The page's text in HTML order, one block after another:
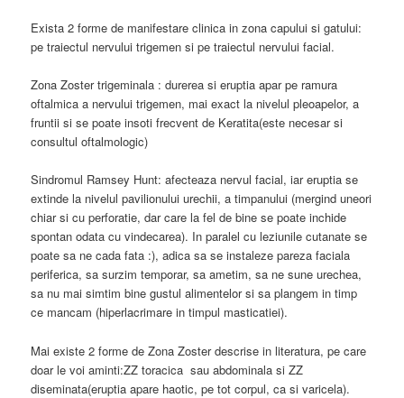
Exista 2 forme de manifestare clinica in zona capului si gatului:
pe traiectul nervului trigemen si pe traiectul nervului facial.
Zona Zoster trigeminala : durerea si eruptia apar pe ramura
oftalmica a nervului trigemen, mai exact la nivelul pleoapelor, a
fruntii si se poate insoti frecvent de Keratita(este necesar si
consultul oftalmologic)
Sindromul Ramsey Hunt: afecteaza nervul facial, iar eruptia se
extinde la nivelul pavilionului urechii, a timpanului (mergind uneori
chiar si cu perforatie, dar care la fel de bine se poate inchide
spontan odata cu vindecarea). In paralel cu leziunile cutanate se
poate sa ne cada fata :), adica sa se instaleze pareza faciala
periferica, sa surzim temporar, sa ametim, sa ne sune urechea,
sa nu mai simtim bine gustul alimentelor si sa plangem in timp
ce mancam (hiperlacrimare in timpul masticatiei).
Mai existe 2 forme de Zona Zoster descrise in literatura, pe care
doar le voi aminti:ZZ toracica sau abdominala si ZZ
diseminata(eruptia apare haotic, pe tot corpul, ca si varicela).